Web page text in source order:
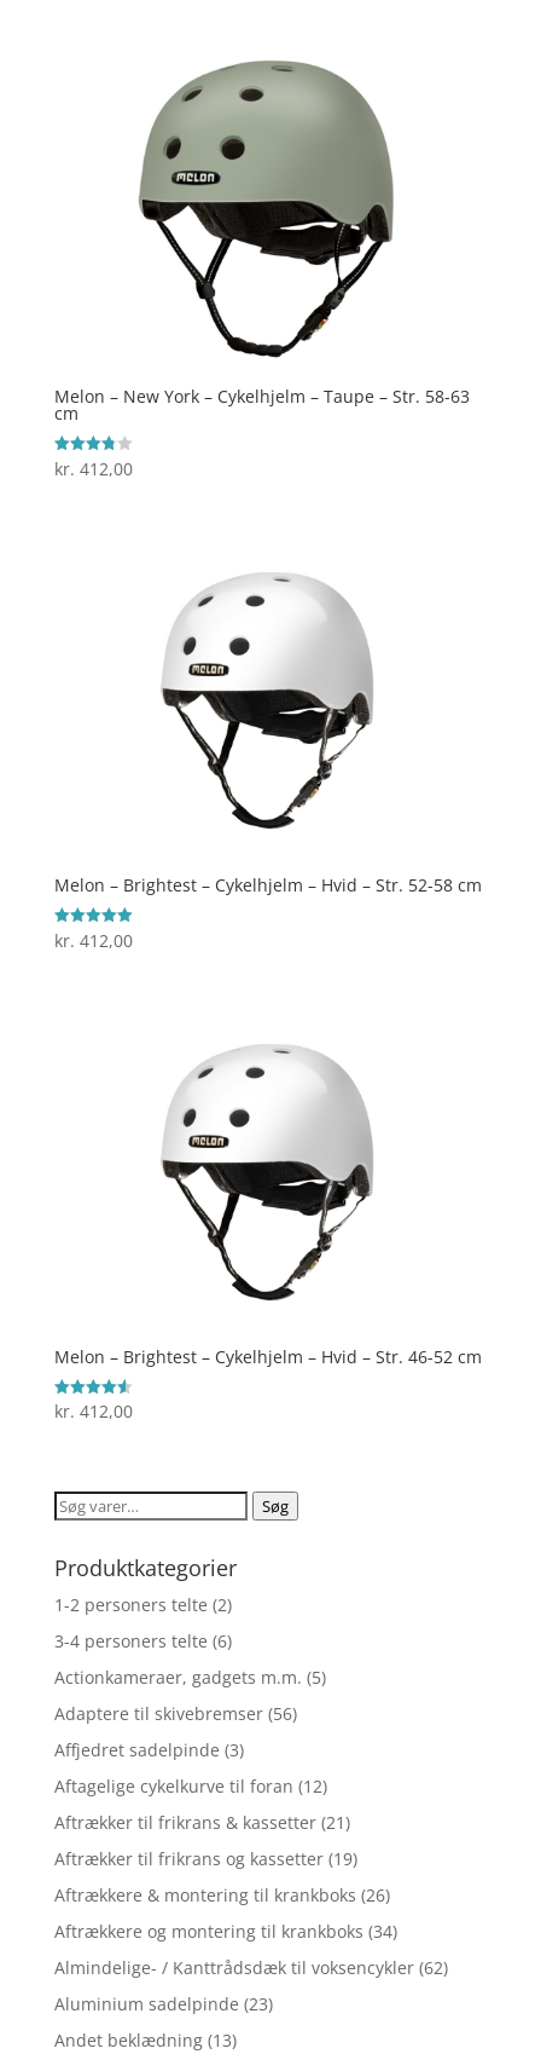
Melon – New York – Cykelhjelm – Taupe – Str. 58-63
cm
Vurderet
3.8
kr. 412,00
Melon – Brightest – Cykelhjelm – Hvid – Str. 52-58 cm
Vurderet
5
kr. 412,00
Melon – Brightest – Cykelhjelm – Hvid – Str. 46-52 cm
Vurderet
4.6
kr. 412,00
Søg
Søg
Produktkategorier
1-2 personers telte (2)
3-4 personers telte (6)
Actionkameraer, gadgets m.m. (5)
Adaptere til skivebremser (56)
Affjedret sadelpinde (3)
Aftagelige cykelkurve til foran (12)
Aftrækker til frikrans & kassetter (21)
Aftrækker til frikrans og kassetter (19)
Aftrækkere & montering til krankboks (26)
Aftrækkere og montering til krankboks (34)
Almindelige- / Kanttrådsdæk til voksencykler (62)
Aluminium sadelpinde (23)
Andet beklædning (13)